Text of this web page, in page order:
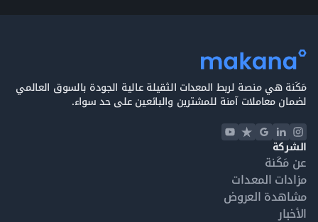
مَكَنة هي منصة لربط المعدات الثقيلة عالية الجودة بالسوق العالمي
لضمان معاملات آمنة للمشترين والبائعين على حد سواء.
الشركة
عن مَكَنة
مزادات المعدات
مشاهدة العروض
الأخبار